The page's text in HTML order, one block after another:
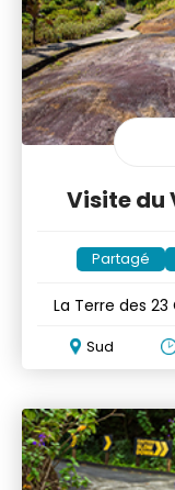
Visite du
Partagé
La Terre des
Sud